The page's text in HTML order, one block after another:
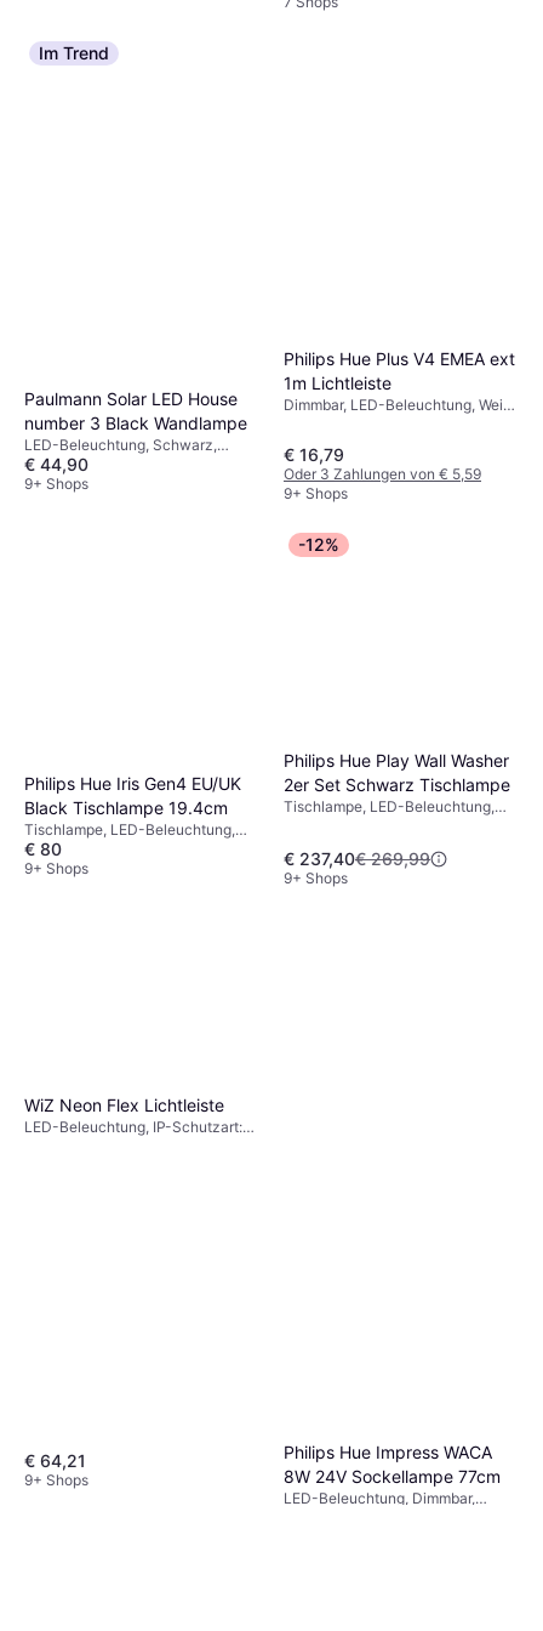
Im Trend
Paulmann Solar LED House
number 3 Black Wandlampe
LED-Beleuchtung, Schwarz,
Edelstahl, Kunststoff, IP-Schutzart:
IP44
€ 44,90
9+ Shops
Philips Hue Plus V4 EMEA ext
1m Lichtleiste
Dimmbar, LED-Beleuchtung, Weiß,
€ 16,79
Oder 3 Zahlungen von € 5,59
9+ Shops
Philips Hue Iris Gen4 EU/UK
Black Tischlampe 19.4cm
Tischlampe, LED-Beleuchtung,
Dimmbar, Schwarz, Metall, IP-
Schutzart: IP20
€ 80
9+ Shops
-12%
Philips Hue Play Wall Washer
2er Set Schwarz Tischlampe
Tischlampe, LED-Beleuchtung,
€ 237,40€ 269,99
9+ Shops
WiZ Neon Flex Lichtleiste
LED-Beleuchtung, IP-Schutzart:
€ 64,21
9+ Shops
Philips Hue Impress WACA
8W 24V Sockellampe 77cm
LED-Beleuchtung, Dimmbar,